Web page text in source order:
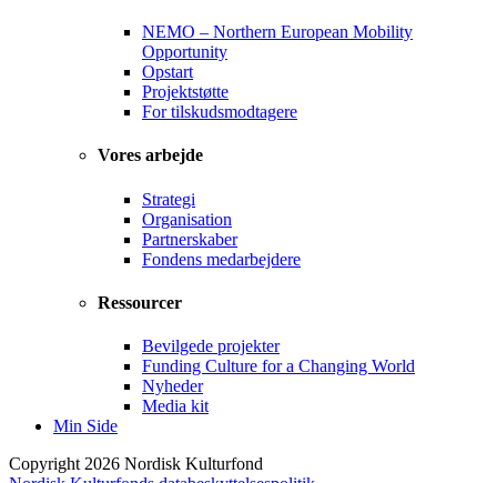
NEMO – Northern European Mobility
Opportunity
Opstart
Projektstøtte
For tilskudsmodtagere
Vores arbejde
Strategi
Organisation
Partnerskaber
Fondens medarbejdere
Ressourcer
Bevilgede projekter
Funding Culture for a Changing World
Nyheder
Media kit
Min Side
Copyright 2026 Nordisk Kulturfond